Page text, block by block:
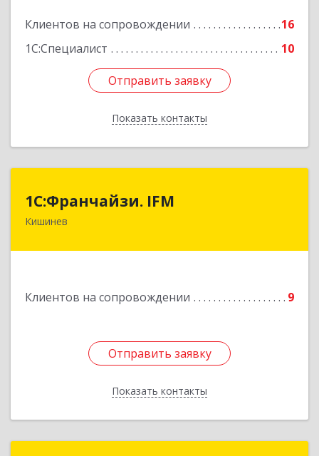
Клиентов на сопровождении
16
1С:Специалист
10
Отправить заявку
Показать контакты
Отправить заявку
Назад
1С:Франчайзи. IFM
Кишинев
Клиентов на сопровождении 9
Отправить заявку
Показать контакты
Отправить заявку
Назад